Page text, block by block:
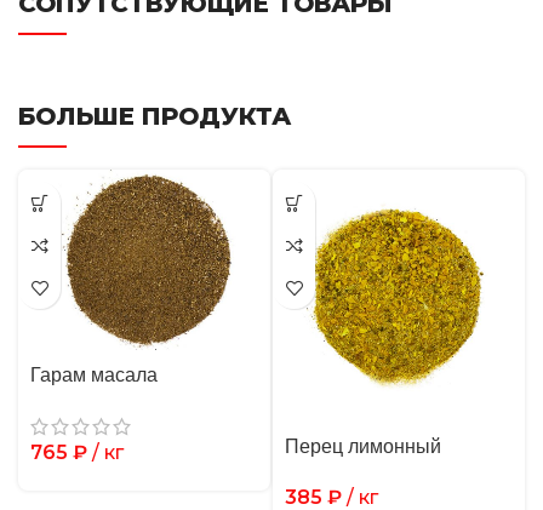
БОЛЬШЕ ПРОДУКТА
Гарам масала
765 ₽ / кг Перец лимонный
385 ₽ / кг